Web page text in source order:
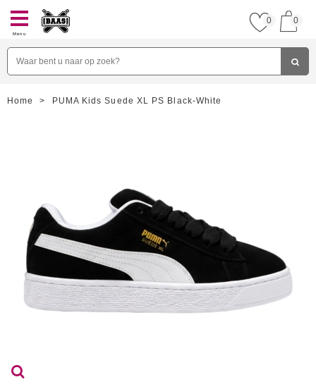
Menu
0 0
Home > PUMA Kids Suede XL PS Black-White